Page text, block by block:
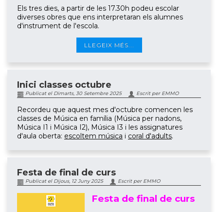
Els tres dies, a partir de les 17.30h podeu escolar
diverses obres que ens interpretaran els alumnes
d'instrument de l'escola.
LLEGEIX MÉS...
Inici classes octubre
Publicat el Dimarts, 30 Setembre 2025 Escrit per EMMO
Recordeu que aquest mes d'octubre comencen les
classes de Música en família (Música per nadons,
Música I1 i Música I2), Música I3 i les assignatures
d'aula oberta: escoltem música i coral d'adults.
Festa de final de curs
Publicat el Dijous, 12 Juny 2025 Escrit per EMMO
Festa de final de curs